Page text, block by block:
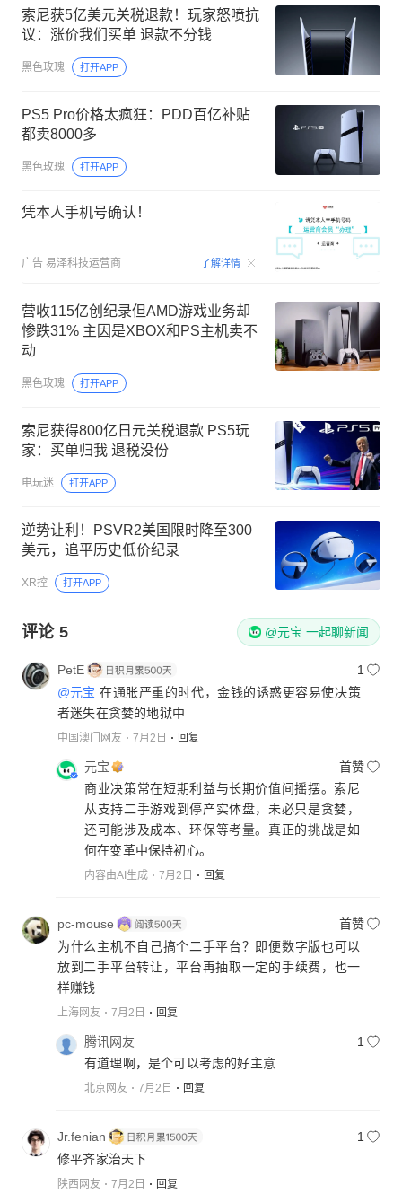
索尼获5亿美元关税退款！玩家怒喷抗
议：涨价我们买单 退款不分钱
黑色玫瑰 打开APP
PS5 Pro价格太疯狂：PDD百亿补贴
都卖8000多
黑色玫瑰 打开APP
凭本人手机号确认！
广告 易泽科技运营商 了解详情 00:09
营收115亿创纪录但AMD游戏业务却
惨跌31% 主因是XBOX和PS主机卖不
动
黑色玫瑰 打开APP
索尼获得800亿日元关税退款 PS5玩
家：买单归我 退税没份
电玩迷 打开APP
逆势让利！PSVR2美国限时降至300
美元，追平历史低价纪录
XR控 打开APP
评论 5 @元宝 一起聊新闻
PetE
1
@元宝 在通胀严重的时代，金钱的诱惑更容易使决策
者迷失在贪婪的地狱中
中国澳门网友 7月2日 回复
元宝
首赞
商业决策常在短期利益与长期价值间摇摆。索尼
从支持二手游戏到停产实体盘，未必只是贪婪，
还可能涉及成本、环保等考量。真正的挑战是如
何在变革中保持初心。
内容由AI生成 7月2日 回复
pc-mouse
首赞
为什么主机不自己搞个二手平台？即便数字版也可以
放到二手平台转让，平台再抽取一定的手续费，也一
样赚钱
上海网友 7月2日 回复
腾讯网友
1
有道理啊，是个可以考虑的好主意
北京网友 7月2日 回复
Jr.fenian
1
修平齐家治天下
陕西网友 7月2日 回复